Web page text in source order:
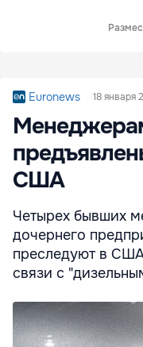
Euronews 18 января
США
Четырех бывших
дочернего
преследуют в
связи с